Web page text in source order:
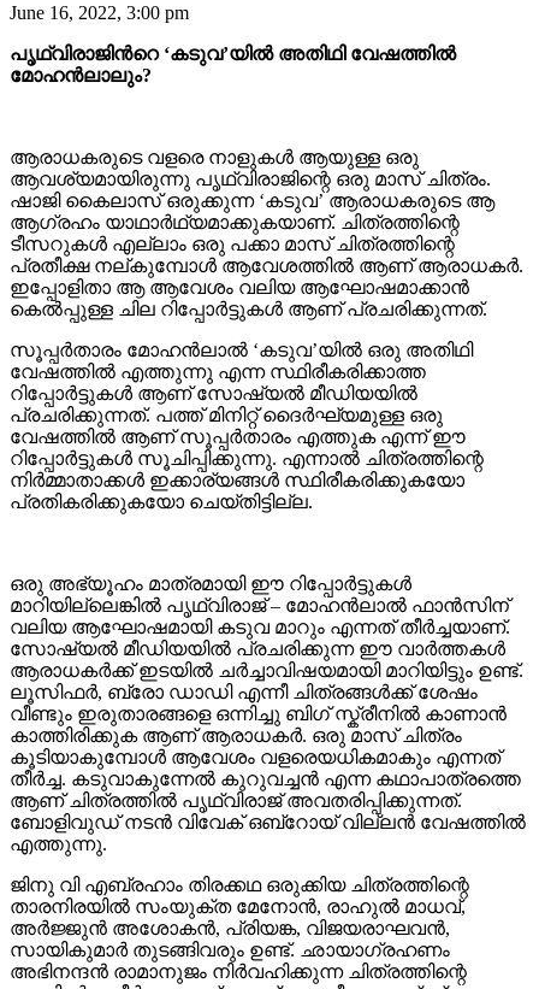
June 16, 2022, 3:00 pm
പൃഥ്വിരാജിന്‍റെ ‘കടുവ’യിൽ അതിഥി വേഷത്തിൽ
മോഹൻലാലും?
ആരാധകരുടെ വളരെ നാളുകൾ ആയുള്ള ഒരു
ആവശ്യമായിരുന്നു പൃഥ്വിരാജിന്റെ ഒരു മാസ് ചിത്രം.
ഷാജി കൈലാസ് ഒരുക്കുന്ന ‘കടുവ’ ആരാധകരുടെ ആ
ആഗ്രഹം യാഥാർഥ്യമാക്കുകയാണ്. ചിത്രത്തിന്റെ
ടീസറുകൾ എല്ലാം ഒരു പക്കാ മാസ് ചിത്രത്തിന്റെ
പ്രതീക്ഷ നല്കുമ്പോള്‍ ആവേശത്തില്‍ ആണ് ആരാധകർ.
ഇപ്പോളിതാ ആ ആവേശം വലിയ ആഘോഷമാക്കാൻ
കെൽപ്പുള്ള ചില റിപ്പോർട്ടുകൾ ആണ് പ്രചരിക്കുന്നത്.
സൂപ്പർതാരം മോഹൻലാൽ ‘കടുവ’യിൽ ഒരു അതിഥി
വേഷത്തിൽ എത്തുന്നു എന്ന സ്ഥിരീകരിക്കാത്ത
റിപ്പോർട്ടുകള്‍ ആണ് സോഷ്യൽ മീഡിയയിൽ
പ്രചരിക്കുന്നത്. പത്ത് മിനിറ്റ് ദൈർഘ്യമുള്ള ഒരു
വേഷത്തിൽ ആണ് സൂപ്പർതാരം എത്തുക എന്ന് ഈ
റിപ്പോർട്ടുകൾ സൂചിപ്പിക്കുന്നു. എന്നാൽ ചിത്രത്തിന്റെ
നിർമ്മാതാക്കൾ ഇക്കാര്യങ്ങൾ സ്ഥിരീകരിക്കുകയോ
പ്രതികരിക്കുകയോ ചെയ്തിട്ടില്ല.
ഒരു അഭ്യൂഹം മാത്രമായി ഈ റിപ്പോർട്ടുകൾ
മാറിയില്ലെങ്കിൽ പൃഥ്വിരാജ് – മോഹൻലാൽ ഫാൻസിന്
വലിയ ആഘോഷമായി കടുവ മാറും എന്നത് തീർച്ചയാണ്.
സോഷ്യൽ മീഡിയയിൽ പ്രചരിക്കുന്ന ഈ വാർത്തകൾ
ആരാധകർക്ക് ഇടയിൽ ചർച്ചാവിഷയമായി മാറിയിട്ടും ഉണ്ട്.
ലൂസിഫർ, ബ്രോ ഡാഡി എന്നീ ചിത്രങ്ങൾക്ക് ശേഷം
വീണ്ടും ഇരുതാരങ്ങളെ ഒന്നിച്ചു ബിഗ് സ്ക്രീനിൽ കാണാൻ
കാത്തിരിക്കുക ആണ് ആരാധകർ. ഒരു മാസ് ചിത്രം
കൂടിയാകുമ്പോൾ ആവേശം വളരെയധികമാകും എന്നത്
തീർച്ച. കടുവാകുന്നേൽ കുറുവച്ചൻ എന്ന കഥാപാത്രത്തെ
ആണ് ചിത്രത്തിൽ പൃഥ്വിരാജ് അവതരിപ്പിക്കുന്നത്.
ബോളിവുഡ് നടൻ വിവേക് ഒബ്‌റോയ്‌ വില്ലൻ വേഷത്തിൽ
എത്തുന്നു.
ജിനു വി എബ്രഹാം തിരക്കഥ ഒരുക്കിയ ചിത്രത്തിന്റെ
താരനിരയിൽ സംയുക്ത മേനോൻ, രാഹുൽ മാധവ്,
അർജ്ജുൻ അശോകൻ, പ്രിയങ്ക, വിജയരാഘവൻ,
സായികുമാർ തുടങ്ങിവരും ഉണ്ട്. ഛായാഗ്രഹണം
അഭിനന്ദൻ രാമാനുജം നിർവഹിക്കുന്ന ചിത്രത്തിന്റെ